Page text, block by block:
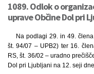
1089. Odlok o
uprave Občine Dol pri
Na podlagi 29. in 49.
št. 94/07 – UPB2) ter 16.
RS, št. 36/02 – uradno
Dol pri Ljubljani na 12. seji